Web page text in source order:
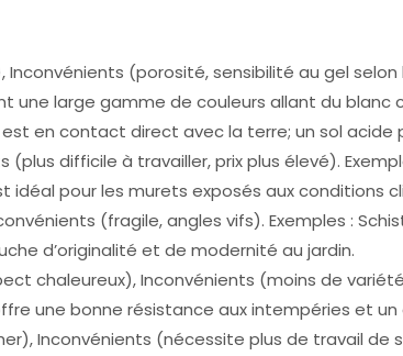
(porosité, sensibilité au gel selon
large gamme de couleurs allant du blanc
en contact direct avec la terre; un sol acide
difficile à travailler, prix plus élevé).
pour les murets exposés aux conditions
(fragile, angles vifs). Exemples :
d’originalité et de modernité au jardin.
chaleureux), Inconvénients (moins de
une bonne résistance aux intempéries et
Inconvénients (nécessite plus de travail de